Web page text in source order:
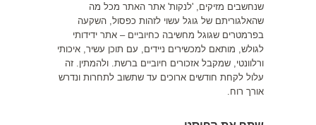
שנחשבים מזיקים, 'לנקות' אתר האתר מכל מה
שהאלגוריתם של גוגל עשוי לזהות כפסול, השקעה
בפרמטרים שגוגל מחשיבה כחיוביים – אתר ידידותי
לגולש, מותאם למכשירים ניידים, עם תוכן עשיר, איכותי
ורלוונטי, שמקבל אזכורים חיוביים ברשת. ולהמתין. זה
עלול לקחת חודשים ארוכים עד שתשוב לתחרות ונדרש
אורך רוח.